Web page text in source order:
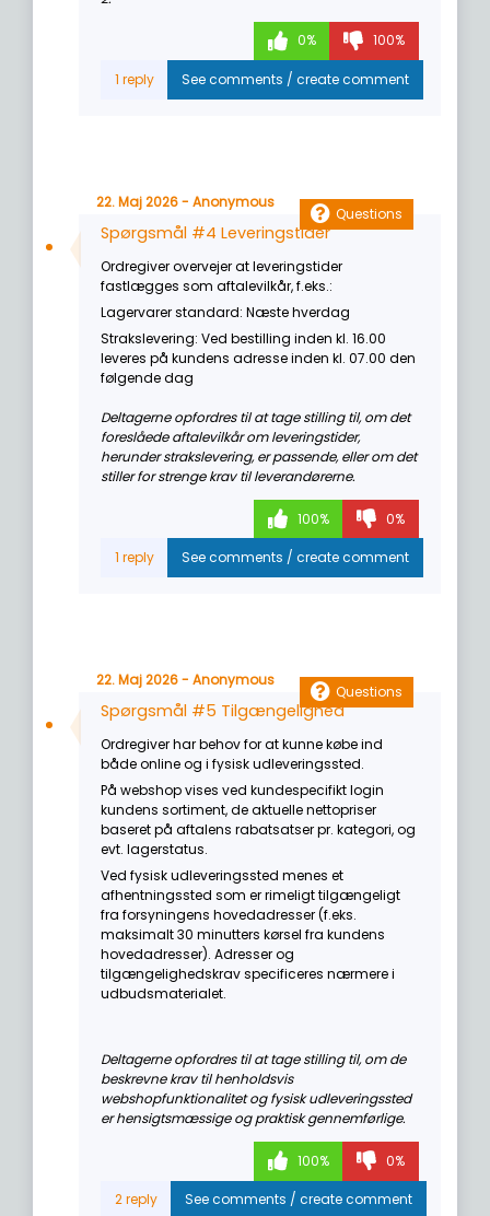
0% 100%
22. Maj 2026 - Anonymous
Questions
Spørgsmål #4 Leveringstider
Ordregiver overvejer at leveringstider
fastlægges som aftalevilkår, f.eks.:
Lagervarer standard: Næste hverdag
Strakslevering: Ved bestilling inden kl. 16.00
leveres på kundens adresse inden kl. 07.00 den
følgende dag
Deltagerne opfordres til at tage stilling til, om det
foreslåede aftalevilkår om leveringstider,
herunder strakslevering, er passende, eller om det
stiller for strenge krav til leverandørerne.
100% 0%
22. Maj 2026 - Anonymous
Questions
Spørgsmål #5 Tilgængelighed
Ordregiver har behov for at kunne købe ind
både online og i fysisk udleveringssted.
På webshop vises ved kundespecifikt login
kundens sortiment, de aktuelle nettopriser
baseret på aftalens rabatsatser pr. kategori, og
evt. lagerstatus.
Ved fysisk udleveringssted menes et
afhentningssted som er rimeligt tilgængeligt
fra forsyningens hovedadresser (f.eks.
maksimalt 30 minutters kørsel fra kundens
hovedadresser). Adresser og
tilgængelighedskrav specificeres nærmere i
udbudsmaterialet.
Deltagerne opfordres til at tage stilling til, om de
beskrevne krav til henholdsvis
webshopfunktionalitet og fysisk udleveringssted
er hensigtsmæssige og praktisk gennemførlige.
100% 0%